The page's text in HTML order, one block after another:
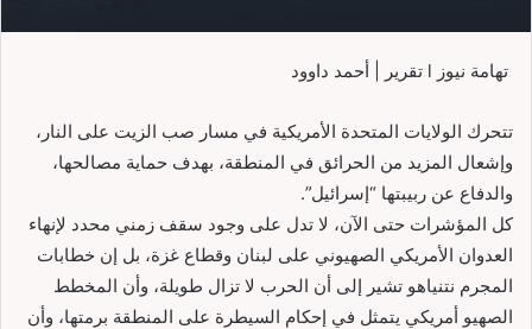
تهامة نيوز l تقرير | أحمد داوود
تتحرك الولايات المتحدة الأمريكية في مسار صب الزيت على النار،
وإشعال المزيد من الحرائق في المنطقة، بهدف حماية مصالحها،
والدفاع عن ربيبتها “إسرائيل”.
كل المؤشرات حتى الآن، لا تدل على وجود سقف زمني محدد لإنهاء
العدوان الأمريكي الصهيوني على لبنان وقطاع غزة، بل إن خطابات
المجرم نتنياهو تشير إلى أن الحرب لا تزال طويلة، وأن المخطط
الصهيو أمريكي يتمثل في إحكام السيطرة على المنطقة برمتها، وأن